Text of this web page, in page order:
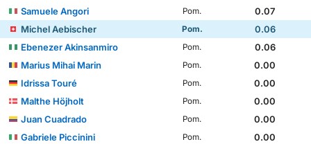
Samuele Angori
Pom.
0.07
Michel Aebischer
Pom.
0.06
Ebenezer Akinsanmiro
Pom.
0.06
Marius Mihai Marin
Pom.
0.00
Idrissa Touré
Pom.
0.00
Malthe Höjholt
Pom.
0.00
Juan Cuadrado
Pom.
0.00
Gabriele Piccinini
Pom.
0.00